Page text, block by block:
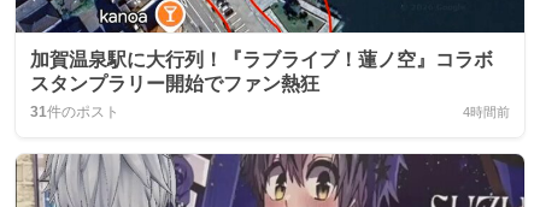
加賀温泉駅に大行列！『ラブライブ！蓮ノ空』コラボ
スタンプラリー開始でファン熱狂
31件のポスト 4時間前